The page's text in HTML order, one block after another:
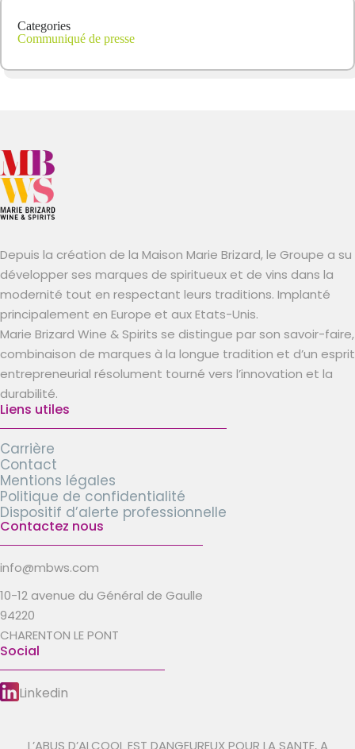
Categories
Communiqué de presse
Depuis la création de la Maison Marie Brizard, le Groupe a su
développer ses marques de spiritueux et de vins dans la
modernité tout en respectant leurs traditions. Implanté
principalement en Europe et aux Etats-Unis.
Marie Brizard Wine & Spirits se distingue par son savoir-faire,
combinaison de marques à la longue tradition et d’un esprit
entrepreneurial résolument tourné vers l’innovation et la
durabilité.
Liens utiles
Carrière
Contact
Mentions légales
Politique de confidentialité
Dispositif d’alerte professionnelle
Contactez nous
info@mbws.com
10-12 avenue du Général de Gaulle
94220
CHARENTON LE PONT
Social
Linkedin
L’ABUS D’ALCOOL EST DANGEUREUX POUR LA SANTE, A